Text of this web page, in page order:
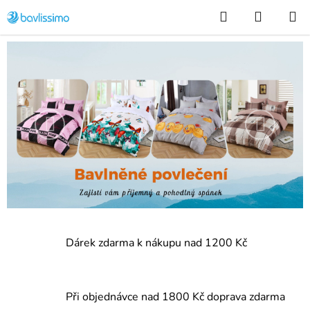
na
obsah
Hledat
KOŠÍK
e
t
e
Předchozí
Dárek zdarma k nákupu nad 1200 Kč
Při objednávce nad 1800 Kč doprava zdarma